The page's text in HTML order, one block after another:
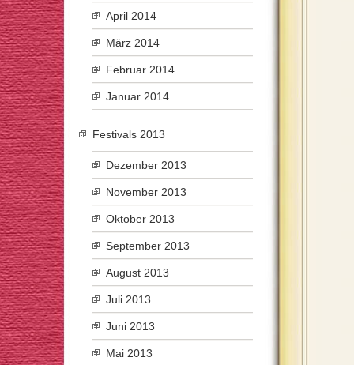
April 2014
März 2014
Februar 2014
Januar 2014
Festivals 2013
Dezember 2013
November 2013
Oktober 2013
September 2013
August 2013
Juli 2013
Juni 2013
Mai 2013